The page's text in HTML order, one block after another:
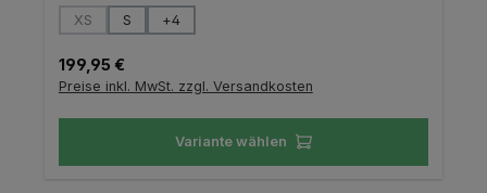
Größe auswählen
XS
(Diese Option ist zurzeit nicht verfügbar.)
S +4
Regulärer Preis:
199,95 €
Preise inkl. MwSt. zzgl. Versandkosten
Variante wählen